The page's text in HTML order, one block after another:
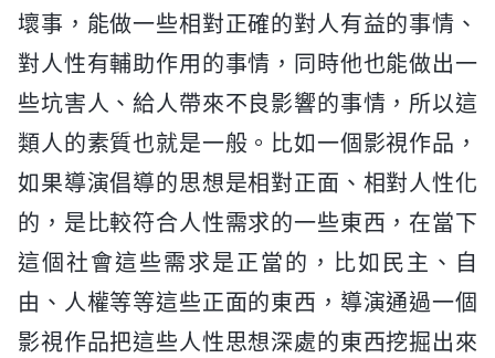
壞事，能做一些相對正確的對人有益的事情、
對人性有輔助作用的事情，同時他也能做出一
些坑害人、給人帶來不良影響的事情，所以這
類人的素質也就是一般。比如一個影視作品，
如果導演倡導的思想是相對正面、相對人性化
的，是比較符合人性需求的一些東西，在當下
這個社會這些需求是正當的，比如民主、自
由、人權等等這些正面的東西，導演通過一個
影視作品把這些人性思想深處的東西挖掘出來